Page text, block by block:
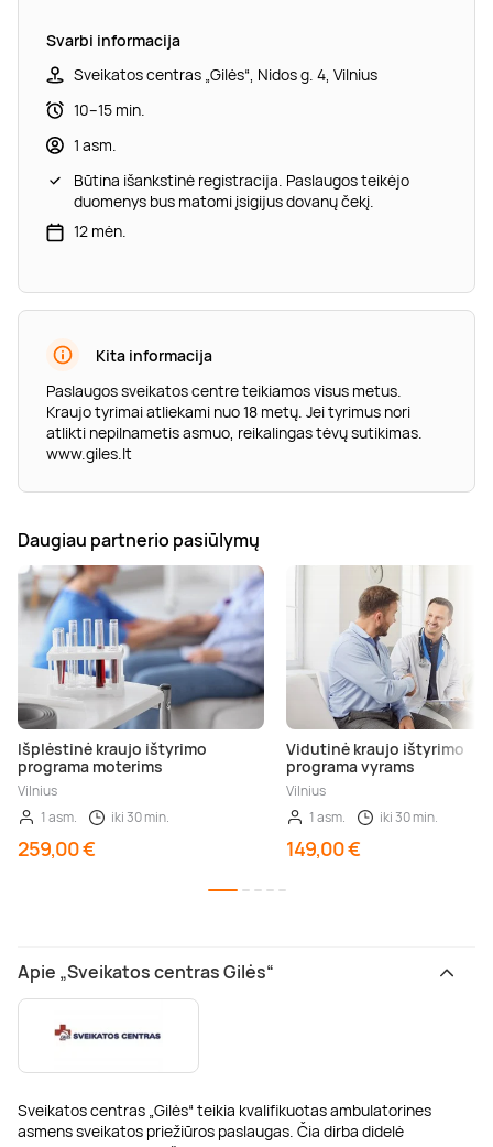
Svarbi informacija
Sveikatos centras „Gilės“, Nidos g. 4, Vilnius
10–15 min.
1 asm.
Būtina išankstinė registracija. Paslaugos teikėjo
duomenys bus matomi įsigijus dovanų čekį.
12 mėn.
Kita informacija
Paslaugos sveikatos centre teikiamos visus metus.
Kraujo tyrimai atliekami nuo 18 metų. Jei tyrimus nori
atlikti nepilnametis asmuo, reikalingas tėvų sutikimas.
www.giles.lt
Daugiau partnerio pasiūlymų
Išplėstinė kraujo ištyrimo
programa moterims
Vilnius
1 asm.
iki 30 min.
259,00 €
Vidutinė kraujo ištyrimo
programa vyrams
Vilnius
1 asm.
iki 30 min.
149,00 €
Apie „Sveikatos centras Gilės“
Sveikatos centras „Gilės“ teikia kvalifikuotas ambulatorines
asmens sveikatos priežiūros paslaugas. Čia dirba didelė